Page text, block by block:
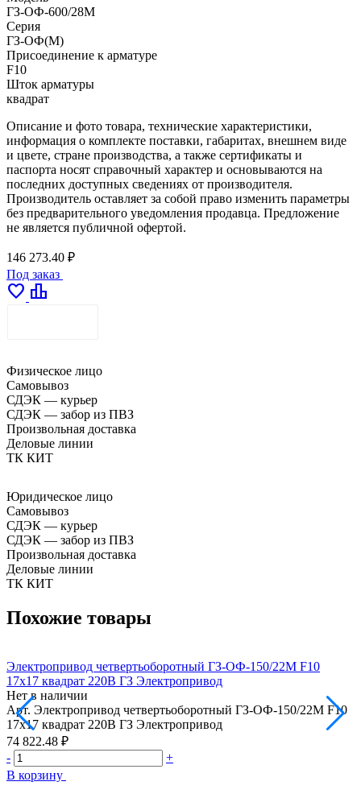
ГЗ-ОФ-600/28М
Серия
ГЗ-ОФ(М)
Присоединение к арматуре
F10
Шток арматуры
квадрат
Описание и фото товара, технические характеристики,
информация о комплекте поставки, габаритах, внешнем виде
и цвете, стране производства, а также сертификаты и
паспорта носят справочный характер и основываются на
последних доступных сведениях от производителя.
Производитель оставляет за собой право изменить параметры
без предварительного уведомления продавца. Предложение
не является публичной офертой.
146 273.40 ₽
Под заказ
favorite leaderboard
Физическое лицо
Самовывоз
СДЭК — курьер
СДЭК — забор из ПВЗ
Произвольная доставка
Деловые линии
ТК КИТ
Юридическое лицо
Самовывоз
СДЭК — курьер
СДЭК — забор из ПВЗ
Произвольная доставка
Деловые линии
ТК КИТ
Похожие товары
Электропривод четвертьоборотный ГЗ-ОФ-150/22М F10
17х17 квадрат 220В ГЗ Электропривод
Нет в наличии
Арт. Электропривод четвертьоборотный ГЗ-ОФ-150/22М F10
17х17 квадрат 220В ГЗ Электропривод
74 822.48 ₽
-
+
В корзину